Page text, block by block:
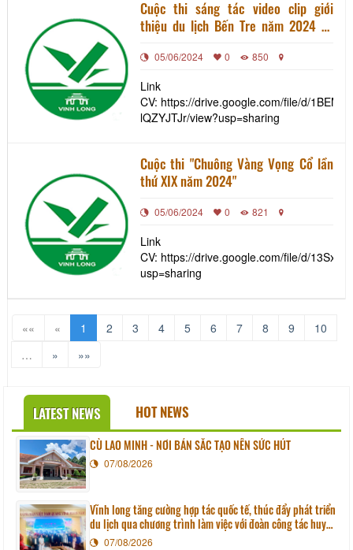
Cuộc thi sáng tác video clip giới
thiệu du lịch Bến Tre năm 2024 và
2024 trên Ứng dụng du lịch thông
minh Bến Tre (App BenTre Tourism)
05/06/2024 0 850
Link
CV: https://drive.google.com/file/d/
lQZYJTJr/view?usp=sharing
Cuộc thi "Chuông Vàng Vọng Cổ lần
thứ XIX năm 2024"
05/06/2024 0 821
Link
CV: https://drive.google.com/file/d/
usp=sharing
«« « 1 2 3 4 5 6 7 8 9
10
…
» »»
LATEST NEWS HOT NEWS
CÙ LAO MINH - NƠI BẢN SẮC TẠO NÊN SỨC HÚT
07/08/2026
Vĩnh long tăng cường hợp tác quốc tế, thúc đẩy phát triển
du lịch qua chương trình làm việc với đoàn công tác huyện
Sunchang (Hàn quốc)
07/08/2026